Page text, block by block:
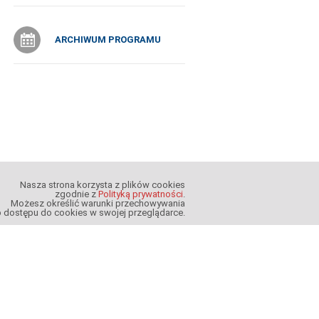
ARCHIWUM PROGRAMU
Nasza strona korzysta z plików cookies
zgodnie z Polityką prywatności.
Możesz określić warunki przechowywania
dostępu do cookies w swojej przeglądarce.